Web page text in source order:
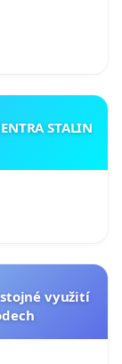
STALIN
využití